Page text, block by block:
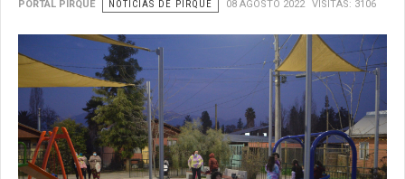
PORTAL PIRQUE NOTICIAS DE PIRQUE 08 AGOSTO 2022 VISITAS: 3106